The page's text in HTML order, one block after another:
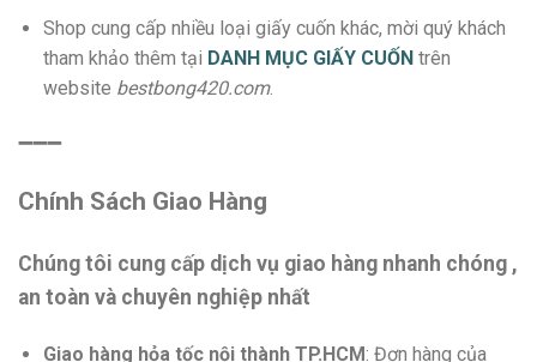
Shop cung cấp nhiều loại giấy cuốn khác, mời quý khách
tham khảo thêm tại DANH MỤC GIẤY CUỐNtrên
website bestbong420.com.
➖➖➖
Chính Sách Giao Hàng
Chúng tôi cung cấp dịch vụ giao hàng nhanh chóng ,
an toàn và chuyên nghiệp nhất
Giao hàng hỏa tốc nội thành TP.HCM: Đơn hàng của